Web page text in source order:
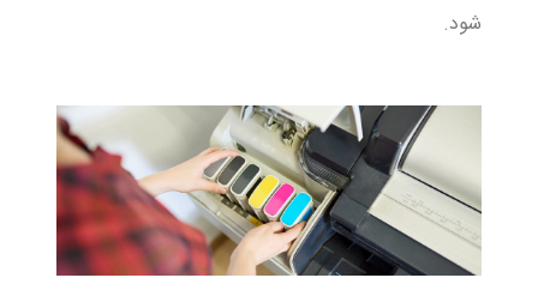
شود.